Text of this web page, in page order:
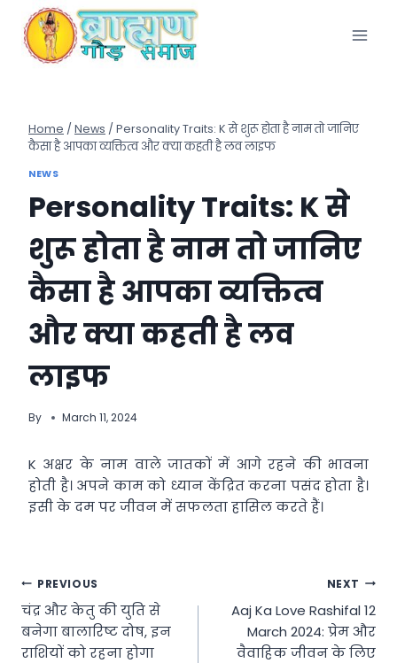
content
Home / News / Personality Traits: K से शुरू होता है नाम तो जानिए
कैसा है आपका व्यक्तित्व और क्या कहती है लव लाइफ
NEWS
Personality Traits: K से
शुरू होता है नाम तो जानिए
कैसा है आपका व्यक्तित्व
और क्या कहती है लव
लाइफ
By March 11, 2024
K अक्षर के नाम वाले जातकों में आगे रहने की भावना
होती है। अपने काम को ध्यान केंद्रित करना पसंद होता है।
इसी के दम पर जीवन में सफलता हासिल करते हैं।
Post
navigation
PREVIOUS
चंद्र और केतु की युति से
बनेगा बालारिष्ट दोष, इन
राशियों को रहना होगा
NEXT
Aaj Ka Love Rashifal 12
March 2024: प्रेम और
वैवाहिक जीवन के लिए